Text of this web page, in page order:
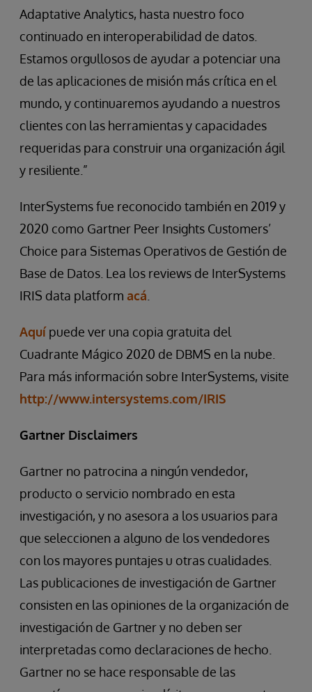
Adaptative Analytics, hasta nuestro foco
continuado en interoperabilidad de datos.
Estamos orgullosos de ayudar a potenciar una
de las aplicaciones de misión más crítica en el
mundo, y continuaremos ayudando a nuestros
clientes con las herramientas y capacidades
requeridas para construir una organización ágil
y resiliente.”
InterSystems fue reconocido también en 2019 y
2020 como Gartner Peer Insights Customers’
Choice para Sistemas Operativos de Gestión de
Base de Datos. Lea los reviews de InterSystems
IRIS data platform acá
Aquípuede ver una copia gratuita del
Cuadrante Mágico 2020 de DBMS en la nube.
Para más información sobre InterSystems, visite
http://www.intersystems.com/IRIS
Gartner Disclaimers
Gartner no patrocina a ningún vendedor,
producto o servicio nombrado en esta
investigación, y no asesora a los usuarios para
que seleccionen a alguno de los vendedores
con los mayores puntajes u otras cualidades.
Las publicaciones de investigación de Gartner
consisten en las opiniones de la organización de
investigación de Gartner y no deben ser
interpretadas como declaraciones de hecho.
Gartner no se hace responsable de las